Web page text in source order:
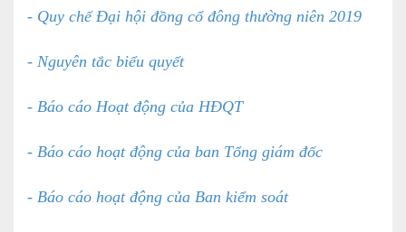
TIN TỨC LIÊN HỆ
- Quy chế Đại hội đồng cổ đông thường niên 2019
- Nguyên tắc biểu quyết
- Báo cáo Hoạt động của HĐQT
- Báo cáo hoạt động của ban Tổng giám đốc
- Báo cáo hoạt động của Ban kiểm soát